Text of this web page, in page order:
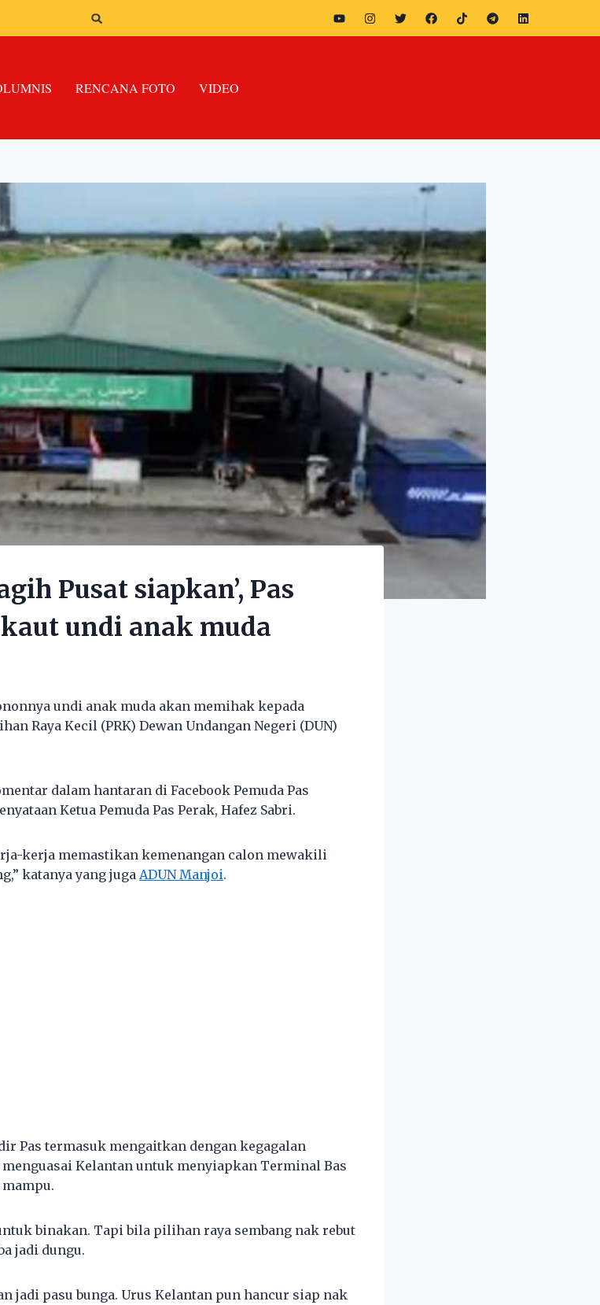
RENCANA FOTO VIDEO
Pusat siapkan’, Pas
undi anak muda
undi anak muda akan memihak kepada
Raya Kecil (PRK) Dewan Undangan Negeri (DUN)
dalam hantaran di Facebook Pemuda Pas
Ketua Pemuda Pas Perak, Hafez Sabri.
kerja memastikan kemenangan calon mewakili
katanya yang juga ADUN Manjoi.
Pas termasuk mengaitkan dengan kegagalan
menguasai Kelantan untuk menyiapkan Terminal Bas
binakan. Tapi bila pilihan raya sembang nak rebut
jadi dungu.
jadi pasu bunga. Urus Kelantan pun hancur siap nak